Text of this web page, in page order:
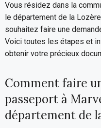
Vous résidez dans la
le département de la
souhaitez faire une
Voici toutes les étapes et
obtenir votre précieux
Comment faire
passeport à
département de